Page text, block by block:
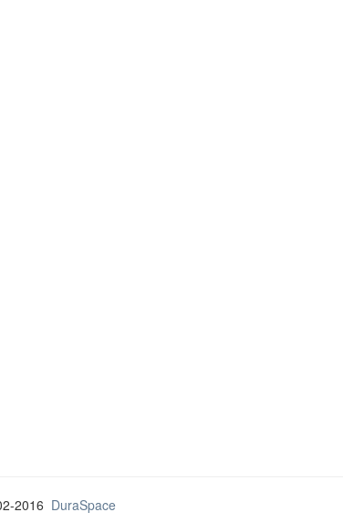
2016 DuraSpace